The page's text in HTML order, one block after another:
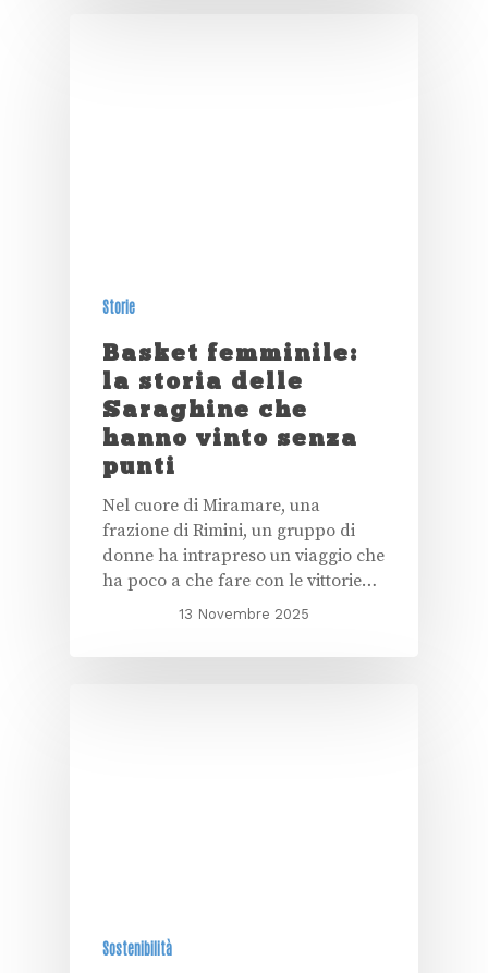
Storie
Basket femminile:
la storia delle
Saraghine che
hanno vinto senza
punti
Nel cuore di Miramare, una
frazione di Rimini, un gruppo di
donne ha intrapreso un viaggio che
ha poco a che fare con le vittorie…
13 Novembre 2025
Sostenibilità